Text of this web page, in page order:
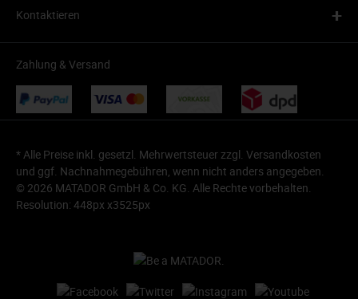
Kontaktieren +
Zahlung & Versand
* Alle Preise inkl. gesetzl. Mehrwertsteuer zzgl. Versandkosten
und ggf. Nachnahmegebühren, wenn nicht anders angegeben.
© 2026 MATADOR GmbH & Co. KG. Alle Rechte vorbehalten.
Resolution: 448px x3525px